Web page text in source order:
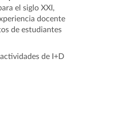
el siglo XXI,
docente
de estudiantes
de I+D